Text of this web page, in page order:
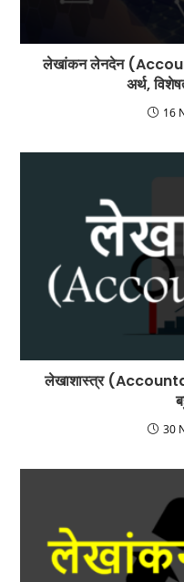
लेखांकन लेनदेन
अर्थ,
16
लेखाशास्त्र
30